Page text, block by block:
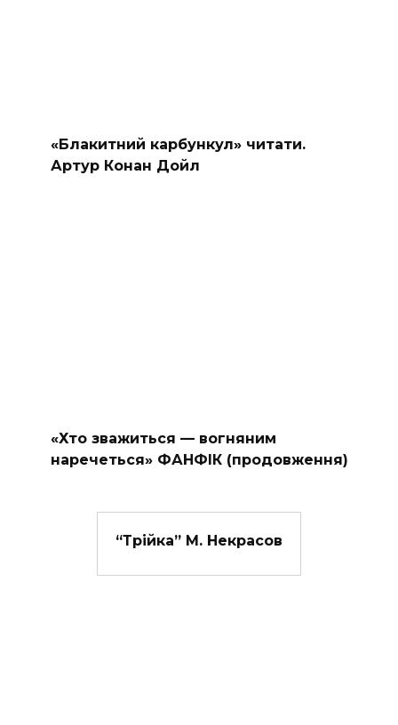
«Блакитний карбункул» читати.
Артур Конан Дойл
«Хто зважиться — вогняним
наречеться» ФАНФІК (продовження)
“Трійка” М. Некрасов